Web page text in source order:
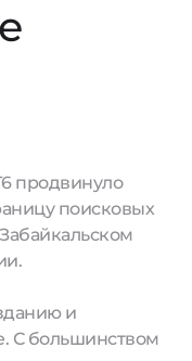
продвинуло
поисковых
и
С большинством